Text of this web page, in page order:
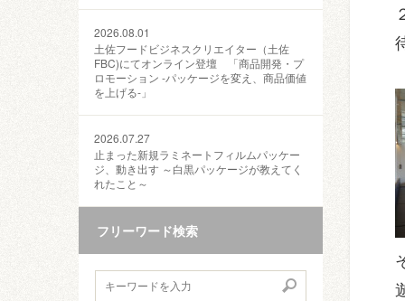
2026.08.01
土佐フードビジネスクリエイター（土佐
FBC)にてオンライン登壇 「商品開発・プ
ロモーション ‐パッケージを変え、商品価値
を上げる‐」
2026.07.27
止まった新規ラミネートフィルムパッケー
ジ、動き出す ～白黒パッケージが教えてく
れたこと～
フリーワード検索